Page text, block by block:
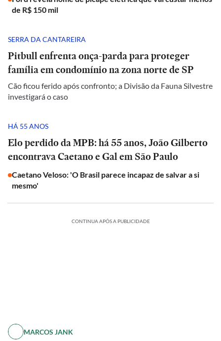
de R$ 150 mil
SERRA DA CANTAREIRA
Pitbull enfrenta onça-parda para proteger
família em condomínio na zona norte de SP
Cão ficou ferido após confronto; a Divisão da Fauna Silvestre
investigará o caso
HÁ 55 ANOS
Elo perdido da MPB: há 55 anos, João Gilberto
encontrava Caetano e Gal em São Paulo
Caetano Veloso: 'O Brasil parece incapaz de salvar a si
mesmo'
CONTINUA APÓS A PUBLICIDADE
MARCOS JANK